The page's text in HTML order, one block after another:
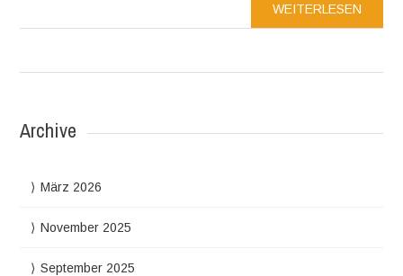
WEITERLESEN
Archive
März 2026
November 2025
September 2025